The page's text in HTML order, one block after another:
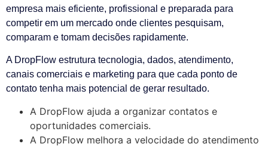
empresa mais eficiente, profissional e preparada para
competir em um mercado onde clientes pesquisam,
comparam e tomam decisões rapidamente.
A DropFlow estrutura tecnologia, dados, atendimento,
canais comerciais e marketing para que cada ponto de
contato tenha mais potencial de gerar resultado.
A DropFlow ajuda a organizar contatos e
oportunidades comerciais.
A DropFlow melhora a velocidade do atendimento